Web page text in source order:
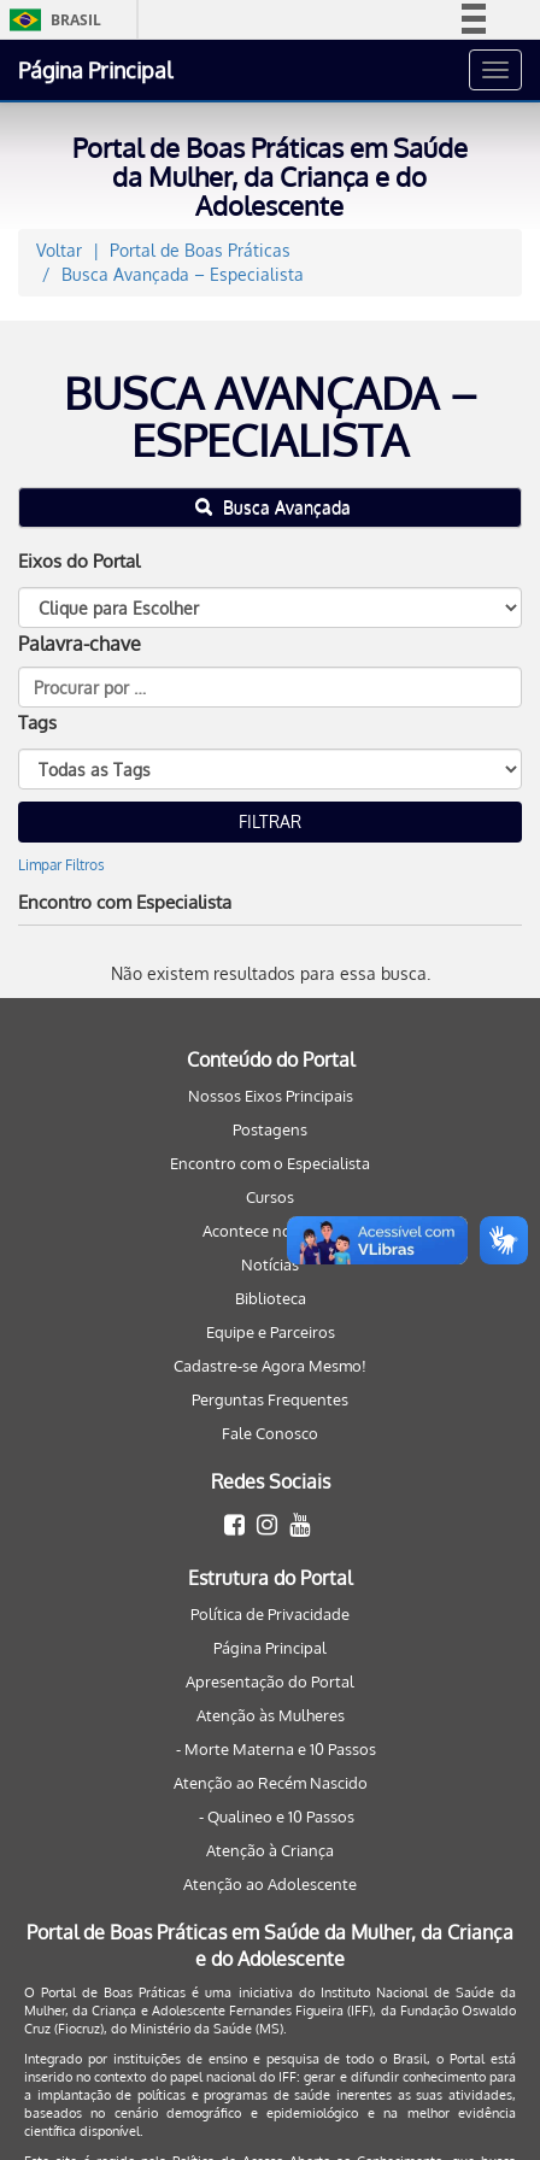
BRASIL
Acesso à informação
Página Principal
Portal de Boas Práticas em Saúde
da Mulher, da Criança e do
Adolescente
Voltar
Portal de Boas Práticas
Busca Avançada – Especialista
BUSCA AVANÇADA –
ESPECIALISTA
Busca Avançada
Eixos do Portal
Palavra-chave
Tags
Limpar Filtros
Encontro com Especialista
Não existem resultados para essa busca.
Conteúdo do Portal
Nossos Eixos Principais
Postagens
Encontro com o Especialista
Cursos
Acontece no Portal
Notícias
Biblioteca
Equipe e Parceiros
Cadastre-se Agora Mesmo!
Perguntas Frequentes
Fale Conosco
Redes Sociais
Estrutura do Portal
Política de Privacidade
Página Principal
Apresentação do Portal
Atenção às Mulheres
- Morte Materna e 10 Passos
Atenção ao Recém Nascido
- Qualineo e 10 Passos
Atenção à Criança
Atenção ao Adolescente
Portal de Boas Práticas em Saúde da Mulher, da Criança
e do Adolescente
O Portal de Boas Práticas é uma iniciativa do Instituto Nacional de Saúde da
Mulher, da Criança e Adolescente Fernandes Figueira (IFF), da Fundação Oswaldo
Cruz (Fiocruz), do Ministério da Saúde (MS).
Integrado por instituições de ensino e pesquisa de todo o Brasil, o Portal está
inserido no contexto do papel nacional do IFF: gerar e difundir conhecimento para
a implantação de políticas e programas de saúde inerentes as suas atividades,
baseados no cenário demográfico e epidemiológico e na melhor evidência
científica disponível.